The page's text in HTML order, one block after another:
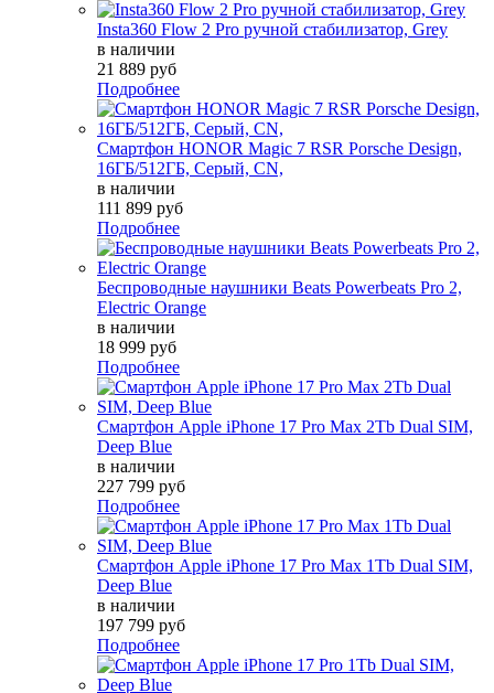
Insta360 Flow 2 Pro ручной стабилизатор, Grey
в наличии
21 889 руб
Подробнее
Смартфон HONOR Magic 7 RSR Porsche Design,
16ГБ/512ГБ, Серый, СN,
в наличии
111 899 руб
Подробнее
Беспроводные наушники Beats Powerbeats Pro 2,
Electric Orange
в наличии
18 999 руб
Подробнее
Смартфон Apple iPhone 17 Pro Max 2Tb Dual SIM,
Deep Blue
в наличии
227 799 руб
Подробнее
Смартфон Apple iPhone 17 Pro Max 1Tb Dual SIM,
Deep Blue
в наличии
197 799 руб
Подробнее